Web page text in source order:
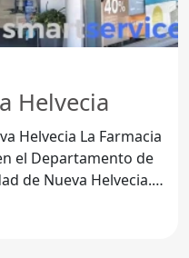
Helvecia
La Farmacia
el Departamento de
de Nueva Helvecia.